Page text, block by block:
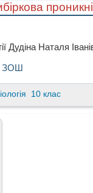
Дудіна Наталя
ЗОШ
10 клас